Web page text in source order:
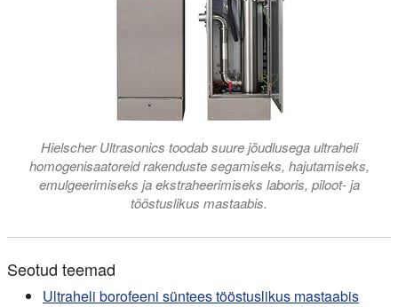
Hielscher Ultrasonics toodab suure jõudlusega ultraheli
homogenisaatoreid rakenduste segamiseks, hajutamiseks,
emulgeerimiseks ja ekstraheerimiseks laboris, piloot- ja
tööstuslikus mastaabis.
Seotud teemad
Ultraheli borofeeni süntees tööstuslikus mastaabis